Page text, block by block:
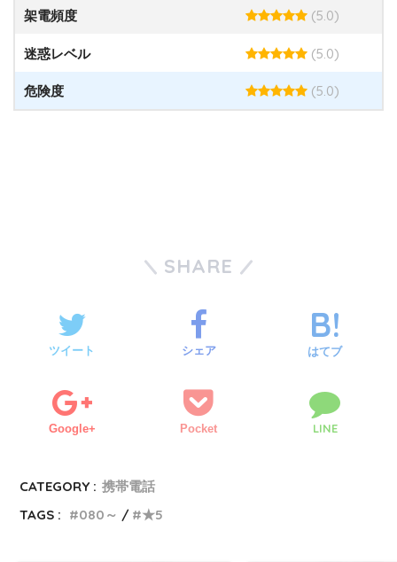
架電頻度 (5.0)
迷惑レベル (5.0)
危険度 (5.0)
SHARE
ツイート シェア はてブ
Google+ Pocket LINE
CATEGORY : 携帯電話
TAGS :
080～ ★5